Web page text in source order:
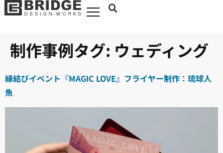
制作事例タグ: ウェディング
縁結びイベント『MAGIC LOVE』フライヤー制作：琉球人
魚